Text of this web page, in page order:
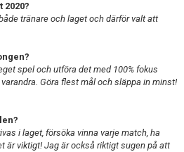
tränare och laget och därför valt att
spel och utföra det med 100% fokus
Göra flest mål och släppa in minst!
i laget, försöka vinna varje match, ha
är viktigt! Jag är också riktigt sugen på att